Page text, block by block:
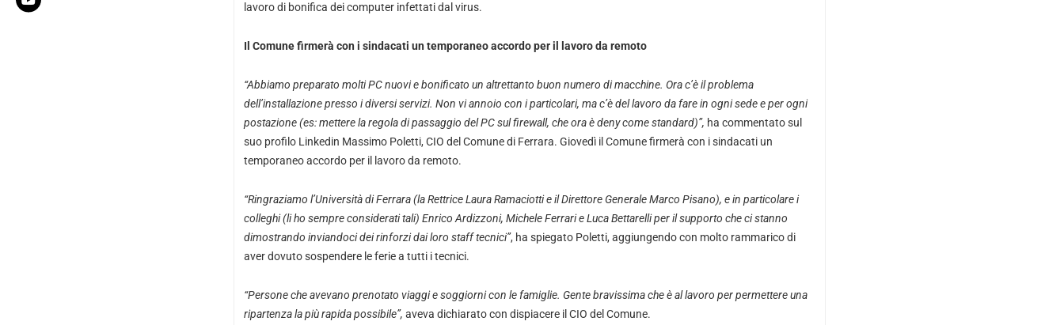
lavoro di bonifica dei computer infettati dal virus.
Il Comune firmerà con i sindacati un temporaneo accordo per il lavoro da remoto
“Abbiamo preparato molti PC nuovi e bonificato un altrettanto buon numero di macchine. Ora c’è il problema
dell’installazione presso i diversi servizi. Non vi annoio con i particolari, ma c’è del lavoro da fare in ogni sede e per ogni
postazione (es: mettere la regola di passaggio del PC sul firewall, che ora è deny come standard)”, ha commentato sul
suo profilo Linkedin Massimo Poletti, CIO del Comune di Ferrara. Giovedì il Comune firmerà con i sindacati un
temporaneo accordo per il lavoro da remoto.
“Ringraziamo l’Università di Ferrara (la Rettrice Laura Ramaciotti e il Direttore Generale Marco Pisano), e in particolare i
colleghi (li ho sempre considerati tali) Enrico Ardizzoni, Michele Ferrari e Luca Bettarelli per il supporto che ci stanno
dimostrando inviandoci dei rinforzi dai loro staff tecnici”, ha spiegato Poletti, aggiungendo con molto rammarico di
aver dovuto sospendere le ferie a tutti i tecnici.
“Persone che avevano prenotato viaggi e soggiorni con le famiglie. Gente bravissima che è al lavoro per permettere una
ripartenza la più rapida possibile”, aveva dichiarato con dispiacere il CIO del Comune.